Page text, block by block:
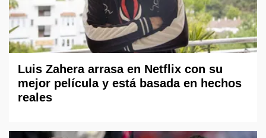
Luis Zahera arrasa en Netflix con su
mejor película y está basada en hechos
reales